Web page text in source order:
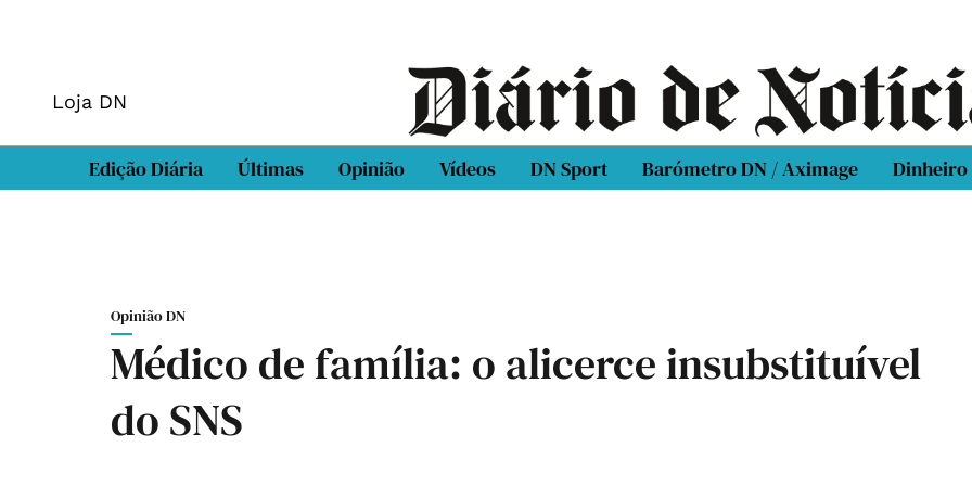
Loja DN
Edição Diária Últimas Opinião Vídeos DN Sport Barómetro DN / Aximage Dinheiro
Opinião DN
Médico de família: o alicerce insubstituível
do SNS